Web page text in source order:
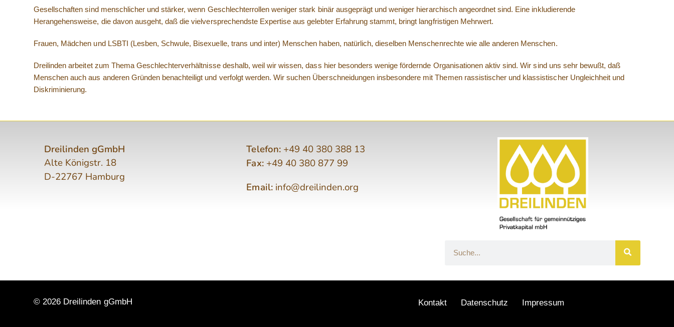
Gesellschaften sind menschlicher und stärker, wenn Geschlechterrollen weniger stark binär ausgeprägt und weniger hierarchisch angeordnet sind. Eine inkludierende
Herangehensweise, die davon ausgeht, daß die vielversprechendste Expertise aus gelebter Erfahrung stammt, bringt langfristigen Mehrwert.
Frauen, Mädchen und LSBTI (Lesben, Schwule, Bisexuelle, trans und inter) Menschen haben, natürlich, dieselben Menschenrechte wie alle anderen Menschen.
Dreilinden arbeitet zum Thema Geschlechterverhältnisse deshalb, weil wir wissen, dass hier besonders wenige fördernde Organisationen aktiv sind. Wir sind uns sehr bewußt, daß
Menschen auch aus anderen Gründen benachteiligt und verfolgt werden. Wir suchen Überschneidungen insbesondere mit Themen rassistischer und klassistischer Ungleichheit und
Diskriminierung.
Dreilinden gGmbH
Alte Königstr. 18
D-22767 Hamburg
Telefon:+49 40 380 388 13
Fax:+49 40 380 877 99
Email: info@dreilinden.org
© 2026 Dreilinden gGmbH Kontakt Datenschutz Impressum